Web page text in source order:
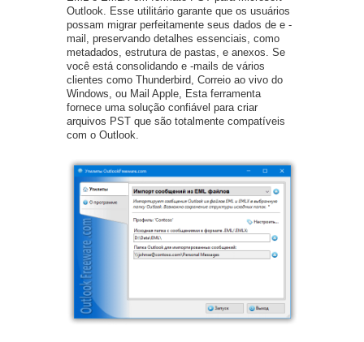
Outlook. Esse utilitário garante que os usuários
possam migrar perfeitamente seus dados de e -
mail, preservando detalhes essenciais, como
metadados, estrutura de pastas, e anexos. Se
você está consolidando e -mails de vários
clientes como Thunderbird, Correio ao vivo do
Windows, ou Mail Apple, Esta ferramenta
fornece uma solução confiável para criar
arquivos PST que são totalmente compatíveis
com o Outlook.